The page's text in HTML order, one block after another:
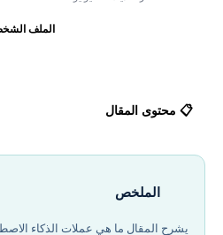
الملف
📋 محتوى المقال
الملخص
يشرح المقال ما هي عملات الذكاء